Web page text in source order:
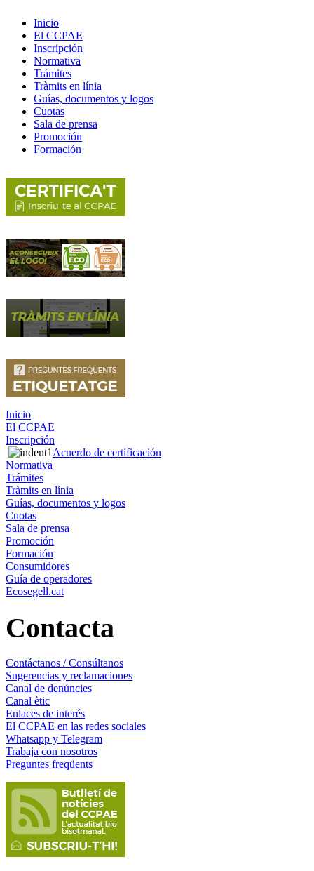
Inicio
El CCPAE
Inscripción
Normativa
Trámites
Tràmits en línia
Guías, documentos y logos
Cuotas
Sala de prensa
Promoción
Formación
Inicio
El CCPAE
Inscripción
Acuerdo de certificación
Normativa
Trámites
Tràmits en línia
Guías, documentos y logos
Cuotas
Sala de prensa
Promoción
Formación
Consumidores
Guía de operadores
Ecosegell.cat
Contacta
Contáctanos / Consúltanos
Sugerencias y reclamaciones
Canal de denúncies
Canal ètic
Enlaces de interés
El CCPAE en las redes sociales
Whatsapp y Telegram
Trabaja con nosotros
Preguntes freqüents